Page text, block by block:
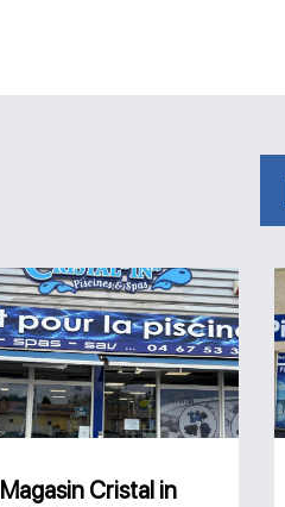
Magasin
Cristal
in
Piscines
et
spa
Magasin Cristal in